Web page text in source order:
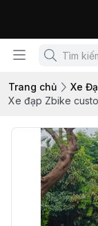
Trang chủ
Xe
Xe đạp Zbike